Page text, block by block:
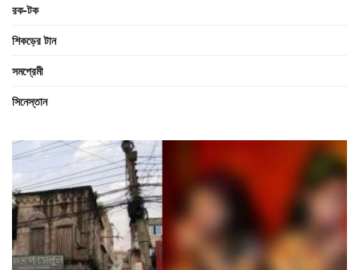
রক-টক
শিকড়ের টান
সমপ্রেমী
সিনেস্তান